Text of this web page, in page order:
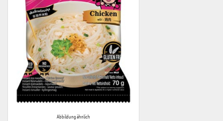
Abbildung ähnlich